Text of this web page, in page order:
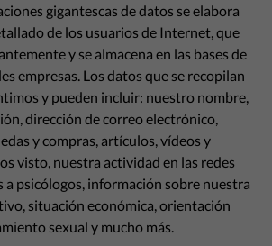
gigantescas de datos se elabora
de los usuarios de Internet, que
y se almacena en las bases de
empresas. Los datos que se recopilan
y pueden incluir: nuestro nombre,
dirección de correo electrónico,
y compras, artículos, vídeos y
visto, nuestra actividad en las redes
a psicólogos, información sobre nuestra
situación económica, orientación
sexual y mucho más.